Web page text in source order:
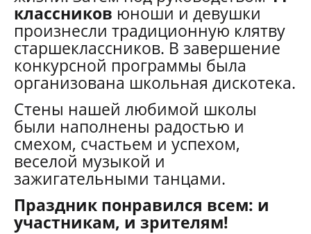
классников юноши и девушки
произнесли традиционную клятву
старшеклассников. В завершение
конкурсной программы была
организована школьная дискотека.
Стены нашей любимой школы
были наполнены радостью и
смехом, счастьем и успехом,
веселой музыкой и
зажигательными танцами.
Праздник понравился всем: и
участникам, и зрителям!